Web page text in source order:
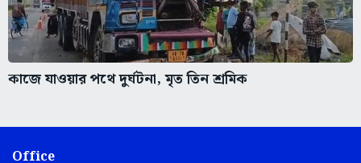
কাজে যাওয়ার পথে দুর্ঘটনা, মৃত তিন শ্রমিক
Office